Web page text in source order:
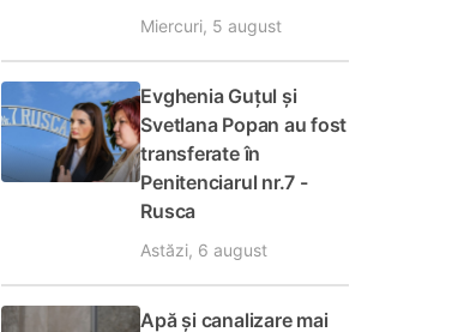
Miercuri, 5 august
Evghenia Guțul și
Svetlana Popan au fost
transferate în
Penitenciarul nr.7 -
Rusca
Astăzi, 6 august
Apă și canalizare mai